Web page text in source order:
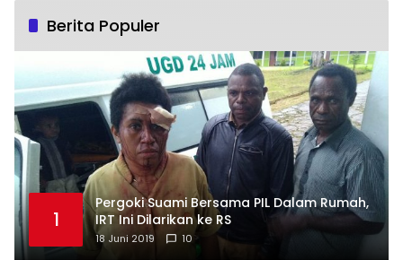
Berita Populer
1
Pergoki Suami Bersama PIL Dalam Rumah,
IRT Ini Dilarikan ke RS
18 Juni 2019 10